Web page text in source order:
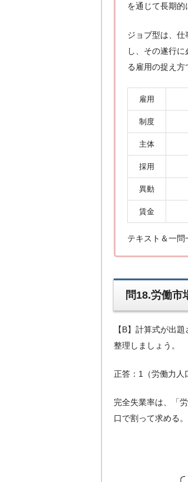
を通じて長期的
ジョブ型は、
し、その遂行
る雇用の捉え方
雇用
制度
主体
採用
異動
賃金
テキスト＆一問
問18.労働市
【B】計算式が出
整理しましょう。
正答：1（労働力
完全失業率は、「
口で割って求める。